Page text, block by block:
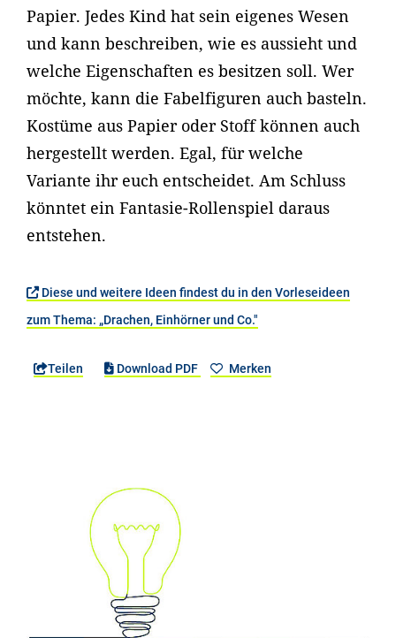
Papier. Jedes Kind hat sein eigenes Wesen
und kann beschreiben, wie es aussieht und
welche Eigenschaften es besitzen soll. Wer
möchte, kann die Fabelfiguren auch basteln.
Kostüme aus Papier oder Stoff können auch
hergestellt werden. Egal, für welche
Variante ihr euch entscheidet. Am Schluss
könntet ein Fantasie-Rollenspiel daraus
entstehen.
Diese und weitere Ideen findest du in den Vorleseideen
zum Thema: „Drachen, Einhörner und Co."
Teilen Download PDF Merken